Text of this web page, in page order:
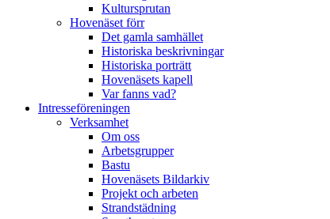
Kultursprutan
Hovenäset förr
Det gamla samhället
Historiska beskrivningar
Historiska porträtt
Hovenäsets kapell
Var fanns vad?
Intresseföreningen
Verksamhet
Om oss
Arbetsgrupper
Bastu
Hovenäsets Bildarkiv
Projekt och arbeten
Strandstädning